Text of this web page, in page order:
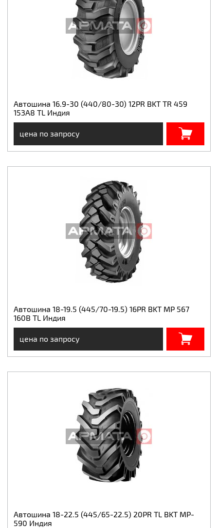
Автошина 16.9-30 (440/80-30) 12PR BKT TR 459
153A8 TL Индия
цена по запросу
Автошина 18-19.5 (445/70-19.5) 16PR BKT MP 567
160B TL Индия
цена по запросу
Автошина 18-22.5 (445/65-22.5) 20PR TL BKT MP-
590 Индия